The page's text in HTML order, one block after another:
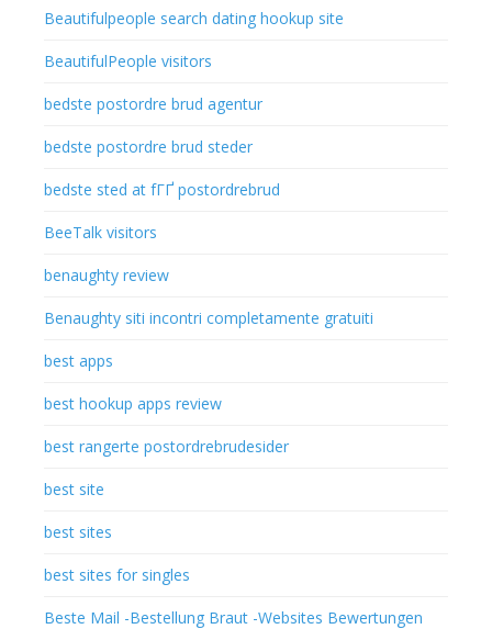
Beautifulpeople search dating hookup site
BeautifulPeople visitors
bedste postordre brud agentur
bedste postordre brud steder
bedste sted at fГҐ postordrebrud
BeeTalk visitors
benaughty review
Benaughty siti incontri completamente gratuiti
best apps
best hookup apps review
best rangerte postordrebrudesider
best site
best sites
best sites for singles
Beste Mail -Bestellung Braut -Websites Bewertungen